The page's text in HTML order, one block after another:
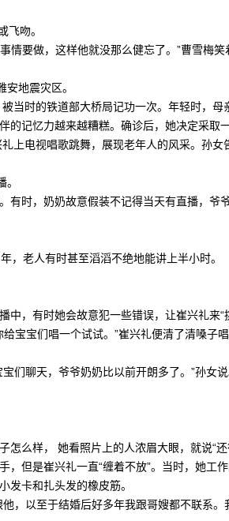
吻。
要做，这样他就没那么健忘了。”曹雪梅笑
地震灾区。
时的铁道部大桥局记功一次。年轻时，母
记忆力越来越糟糕。确诊后，她决定采取
电视唱歌跳舞，展现老年人的风采。孙女
时，奶奶故意假装不记得当天有直播，爷
老人有时甚至滔滔不绝地能讲上半小时。
有时她会故意犯一些错误，让崔兴礼来“
宝宝们唱一个试试。”崔兴礼便清了清嗓
聊天，爷爷奶奶比以前开朗多了。”孙女说
么样， 她看照片上的人浓眉大眼，就说“
但是崔兴礼一直“缠着不放”。当时，她工
发卡和扎头发的橡皮筋。
以至于结婚后好多年我跟哥嫂都不联系。